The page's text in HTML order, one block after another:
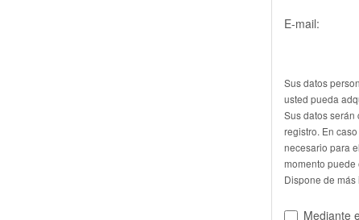
E-mail:
Sus datos
usted pueda
Sus datos serán
registro. En
necesario para
momento
Dispone de
Mediante